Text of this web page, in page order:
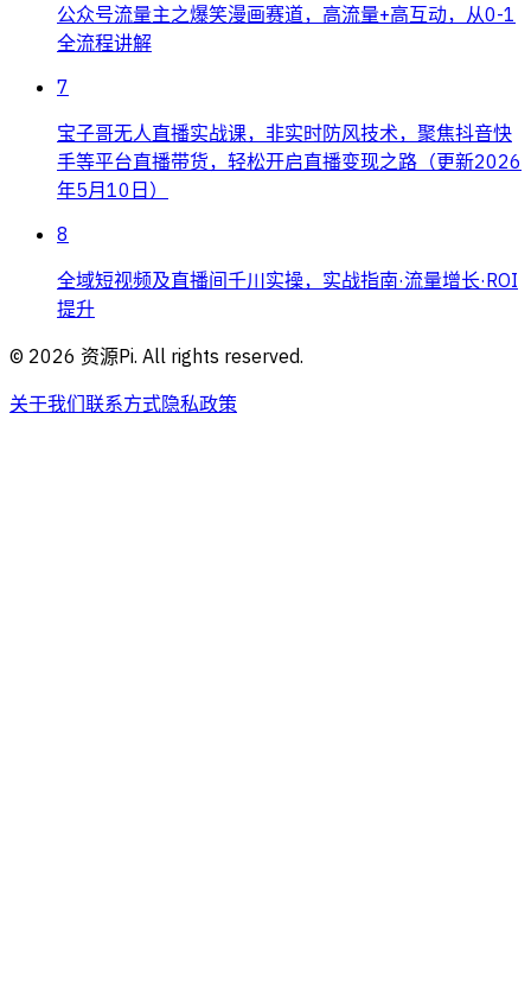
公众号流量主之爆笑漫画赛道，高流量+高互动，从0-1
全流程讲解
7
宝子哥无人直播实战课，非实时防风技术，聚焦抖音快
手等平台直播带货，轻松开启直播变现之路（更新2026
年5月10日）
8
全域短视频及直播间千川实操，实战指南·流量增长·ROI
提升
© 2026 资源Pi. All rights reserved.
关于我们联系方式隐私政策